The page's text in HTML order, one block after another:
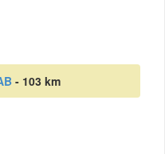
- 103 km